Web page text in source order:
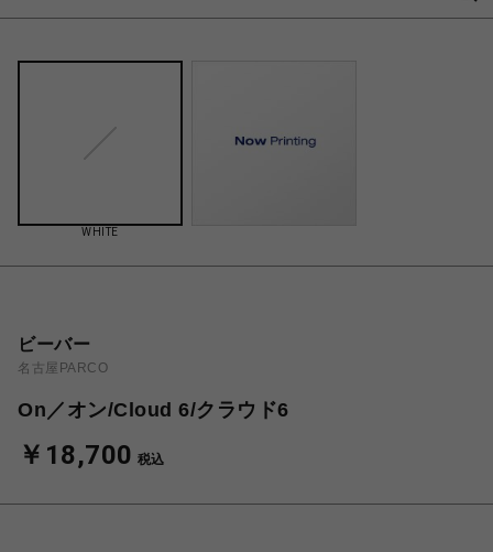
WHITE
ビーバー
名古屋PARCO
On／オン/Cloud 6/クラウド6
￥18,700 税込